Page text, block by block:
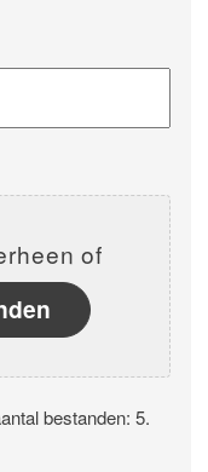
of
bestanden: 5.